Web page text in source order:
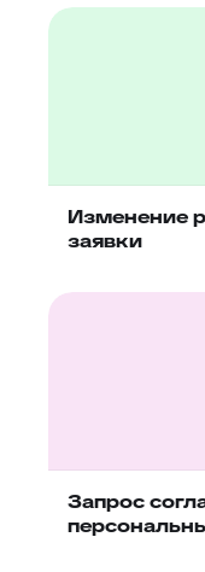
Изменение
заявки
Запрос